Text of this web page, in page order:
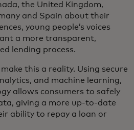
the United Kingdom,
and Spain about their
young people’s voices
a more transparent,
lending process.
this a reality. Using secure
and machine learning,
allows consumers to safely
giving a more up-to-date
ability to repay a loan or